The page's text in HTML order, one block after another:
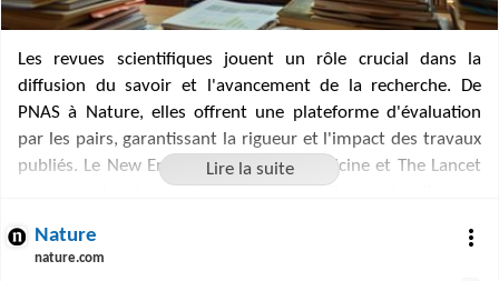
Les revues scientifiques jouent un rôle crucial dans la
diffusion du savoir et l'avancement de la recherche. De
PNAS à Nature, elles offrent une plateforme d'évaluation
par les pairs, garantissant la rigueur et l'impact des travaux
publiés. Le New England Journal of Medicine et The Lancet
spécialités plus pointues sont abordées par des revues
Nature
nature.com